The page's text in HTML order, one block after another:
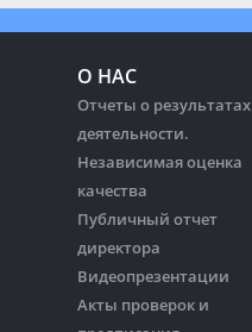
О НАС
Отчеты о результатах
деятельности.
Независимая оценка
качества
Публичный отчет
директора
Видеопрезентации
Акты проверок и